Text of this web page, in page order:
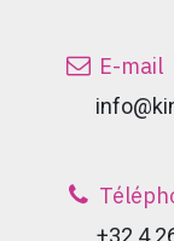
E-mail
+32 4